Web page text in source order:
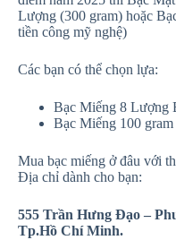
Lượng (300 gram) hoặc
tiền công mỹ nghệ)
Các bạn có thể chọn lựa:
Bạc Miếng 8 Lượng
Bạc Miếng 100
Mua bạc miếng ở đâu với
Địa chỉ dành cho bạn:
555 Trần Hưng Đạo –
Tp.Hồ Chí Minh.